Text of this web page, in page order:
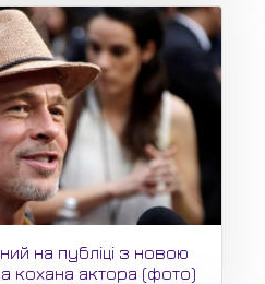
на публіці з новою
кохана актора (фото)